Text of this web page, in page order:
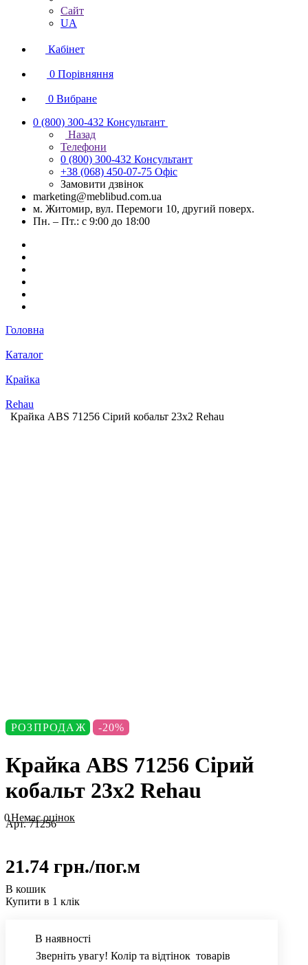
Сайт
UA
Кабінет
0 Порівняння
0 Вибране
0 (800) 300-432 Консультант
Назад
Телефони
0 (800) 300-432 Консультант
+38 (068) 450-07-75 Офіс
Замовити дзвінок
marketing@meblibud.com.ua
м. Житомир, вул. Перемоги 10, другий поверх.
Пн. – Пт.: с 9:00 до 18:00
Головна
Каталог
Крайка
Rehau
Крайка АВS 71256 Сірий кобальт 23х2 Rehau
РОЗПРОДАЖ -20%
Крайка АВS 71256 Сірий
кобальт 23х2 Rehau
0Немає оцінок
Арт.71256
21.74 грн./пог.м
В кошик
Купити в 1 клік
В наявності
Зверніть увагу! Колір та відтінок товарів